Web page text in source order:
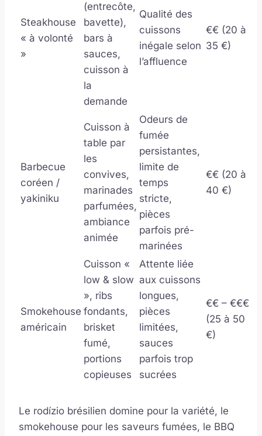
Steakhouse
« à volonté
»
(entrecôte,
bavette),
bars à
sauces,
cuisson à
la
demande
Qualité des
cuissons
inégale selon
l’affluence
€€ (20 à
35 €)
Barbecue
coréen /
yakiniku
Cuisson à
table par
les
convives,
marinades
parfumées,
ambiance
animée
Odeurs de
fumée
persistantes,
limite de
temps
stricte,
pièces
parfois pré-
marinées
€€ (20 à
40 €)
Smokehouse
américain
Cuisson «
low & slow
», ribs
fondants,
brisket
fumé,
portions
copieuses
Attente liée
aux cuissons
longues,
pièces
limitées,
sauces
parfois trop
sucrées
€€ – €€€
(25 à 50
€)
Le rodízio brésilien domine pour la variété, le
smokehouse pour les saveurs fumées, le BBQ